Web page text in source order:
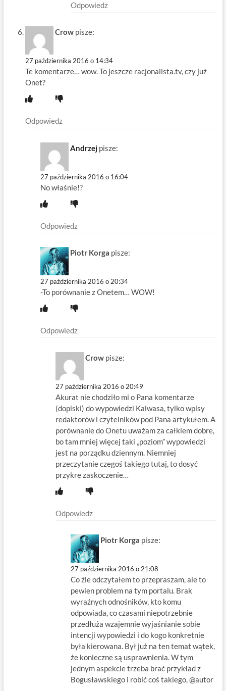
Odpowiedz
Crow pisze:
27 października 2016 o 14:34
Te komentarze… wow. To jeszcze racjonalista.tv, czy już
Onet?
Odpowiedz
Andrzej pisze:
27 października 2016 o 16:04
No właśnie!?
Odpowiedz
Piotr Korga pisze:
27 października 2016 o 20:34
-To porównanie z Onetem… WOW!
Odpowiedz
Crow pisze:
27 października 2016 o 20:49
Akurat nie chodziło mi o Pana komentarze
(dopiski) do wypowiedzi Kalwasa, tylko wpisy
redaktorów i czytelników pod Pana artykułem. A
porównanie do Onetu uważam za całkiem dobre,
bo tam mniej więcej taki „poziom” wypowiedzi
jest na porządku dziennym. Niemniej
przeczytanie czegoś takiego tutaj, to dosyć
przykre zaskoczenie…
Odpowiedz
Piotr Korga pisze:
27 października 2016 o 21:08
Co źle odczytałem to przepraszam, ale to
pewien problem na tym portalu. Brak
wyraźnych odnośników, kto komu
odpowiada, co czasami niepotrzebnie
przedłuża wzajemnie wyjaśnianie sobie
intencji wypowiedzi i do kogo konkretnie
była kierowana. Był już na ten temat wątek,
że konieczne są usprawnienia. W tym
jednym aspekcie trzeba brać przykład z
Bogusławskiego i robić coś takiego, @autor